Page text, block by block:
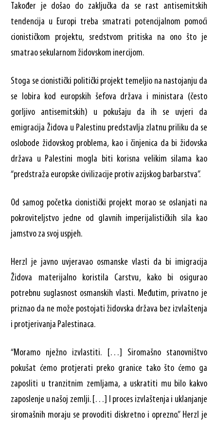
Također je došao do zaključka da se rast antisemitskih
tendencija u Europi treba smatrati potencijalnom pomoći
cionističkom projektu, sredstvom pritiska na ono što je
smatrao sekularnom židovskom inercijom.
Stoga se cionistički politički projekt temeljio na nastojanju da
se lobira kod europskih šefova država i ministara (često
gorljivo antisemitskih) u pokušaju da ih se uvjeri da
emigracija Židova u Palestinu predstavlja zlatnu priliku da se
oslobode židovskog problema, kao i činjenica da bi židovska
država u Palestini mogla biti korisna velikim silama kao
“predstraža europske civilizacije protiv azijskog barbarstva”.
Od samog početka cionistički projekt morao se oslanjati na
pokroviteljstvo jedne od glavnih imperijalističkih sila kao
jamstvo za svoj uspjeh.
Herzl je javno uvjeravao osmanske vlasti da bi imigracija
Židova materijalno koristila Carstvu, kako bi osigurao
potrebnu suglasnost osmanskih vlasti. Međutim, privatno je
priznao da ne može postojati židovska država bez izvlaštenja
i protjerivanja Palestinaca.
“Moramo nježno izvlastiti. […] Siromašno stanovništvo
pokušat ćemo protjerati preko granice tako što ćemo ga
zaposliti u tranzitnim zemljama, a uskratiti mu bilo kakvo
zaposlenje u našoj zemlji. […] I proces izvlaštenja i uklanjanje
siromašnih moraju se provoditi diskretno i oprezno.” Herzl je